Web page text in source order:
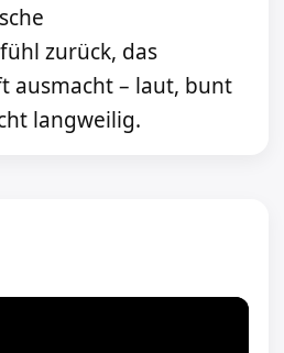
zurück, das
ausmacht – laut, bunt
langweilig.